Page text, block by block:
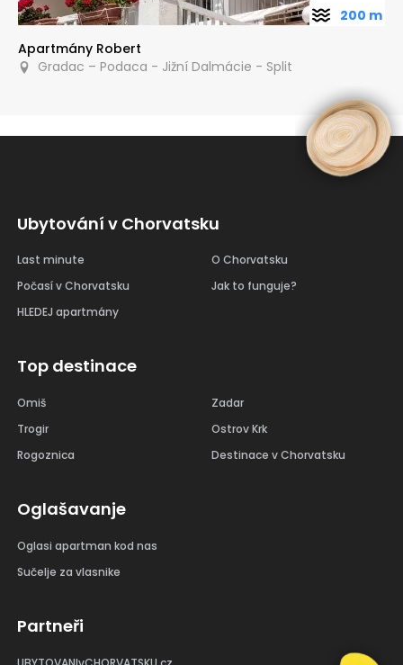
Apartmány Robert
Gradac – Podaca - Jižní Dalmácie - Split
200 m
Ubytování v Chorvatsku
Last minute
Počasí v Chorvatsku
HLEDEJ apartmány
O Chorvatsku
Jak to funguje?
Top destinace
Omiš
Trogir
Rogoznica
Zadar
Ostrov Krk
Destinace v Chorvatsku
Oglašavanje
Oglasi apartman kod nas
Sučelje za vlasnike
Partneři